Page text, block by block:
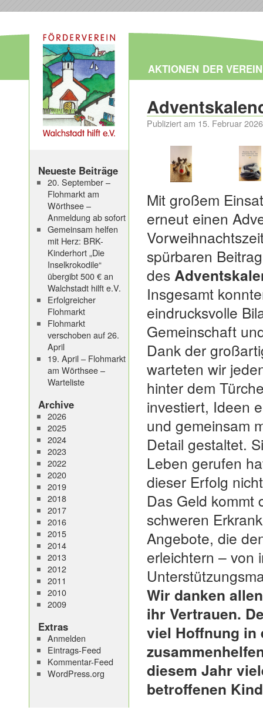
AKTIONEN DER VEREIN
Publiziert am 15. Februar 2026
Mit großem
erneut einen
spürbaren
des
Insgesamt
eindrucksvolle
Gemeinschaft
Dank der
warteten wir
hinter dem
investiert, Ideen
und gemeinsam
Detail gestaltet.
Leben gerufen
dieser Erfolg
Das Geld kommt
schweren
Angebote, die
erleichtern – von
Wir danken
ihr Vertrauen.
viel Hoffnung in
diesem Jahr
betroffenen
Neueste Beiträge
20. September –
Flohmarkt am
Wörthsee –
Anmeldung ab sofort
Gemeinsam helfen
mit Herz: BRK-
Kinderhort „Die
Inselkrokodile“
übergibt 500 € an
Walchstadt hilft e.V.
Erfolgreicher
Flohmarkt
Flohmarkt
verschoben auf 26.
April
19. April – Flohmarkt
am Wörthsee –
Warteliste
Archive
2026
2025
2024
2023
2022
2020
2019
2018
2017
2016
2015
2014
2013
2012
2011
2010
2009
Extras
Anmelden
Eintrags-Feed
Kommentar-Feed
WordPress.org